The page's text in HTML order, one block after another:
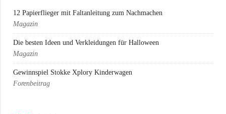
12 Papierflieger mit Faltanleitung zum Nachmachen
Magazin
Die besten Ideen und Verkleidungen für Halloween
Magazin
Gewinnspiel Stokke Xplory Kinderwagen
Forenbeitrag